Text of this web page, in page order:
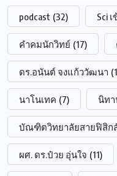
podcast (32) Sci
คำคมนักวิทย์ (17)
ดร.อนันต์ จงแก้ววัฒนา
นาโนเทค (7) นิทา
บัณฑิตวิทยาลัยสายฟิสิก
ผศ. ดร.ป๋วย อุ่นใจ (11)